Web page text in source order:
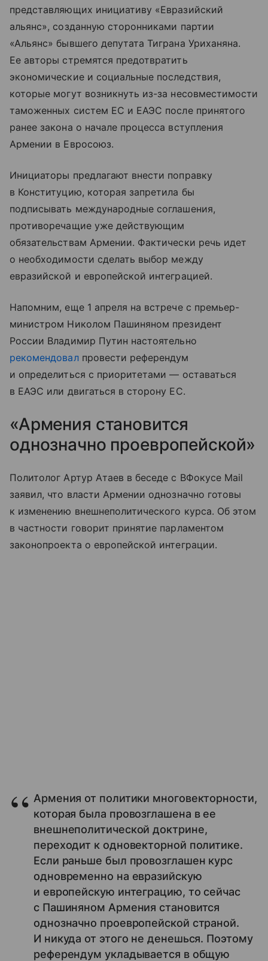
представляющих инициативу «Евразийский
альянс», созданную сторонниками партии
«Альянс» бывшего депутата Тиграна Уриханяна.
Ее авторы стремятся предотвратить
экономические и социальные последствия,
которые могут возникнуть из-за несовместимости
таможенных систем ЕС и ЕАЭС после принятого
ранее закона о начале процесса вступления
Армении в Евросоюз.
Инициаторы предлагают внести поправку
в Конституцию, которая запретила бы
подписывать международные соглашения,
противоречащие уже действующим
обязательствам Армении. Фактически речь идет
о необходимости сделать выбор между
евразийской и европейской интеграцией.
Напомним, еще 1 апреля на встрече с премьер-
министром Николом Пашиняном президент
России Владимир Путин настоятельно
рекомендовалпровести референдум
и определиться с приоритетами — оставаться
в ЕАЭС или двигаться в сторону ЕС.
«Армения становится
однозначно проевропейской»
Политолог Артур Атаев в беседе с ВФокусе Mail
заявил, что власти Армении однозначно готовы
к изменению внешнеполитического курса. Об этом
в частности говорит принятие парламентом
законопроекта о европейской интеграции.
Армения от политики многовекторности,
которая была провозглашена в ее
внешнеполитической доктрине,
переходит к одновекторной политике.
Если раньше был провозглашен курс
одновременно на евразийскую
и европейскую интеграцию, то сейчас
с Пашиняном Армения становится
однозначно проевропейской страной.
И никуда от этого не денешься. Поэтому
референдум укладывается в общую